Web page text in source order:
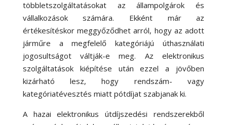
többletszolgáltatásokat az állampolgárok és
vállalkozások számára. Ekként már az
értékesítéskor meggyőződhet arról, hogy az adott
járműre a megfelelő kategóriájú úthasználati
jogosultságot váltják-e meg. Az elektronikus
szolgáltatások kiépítése után ezzel a jövőben
kizárható lesz, hogy rendszám- vagy
kategóriatévesztés miatt pótdíjat szabjanak ki.
A hazai elektronikus útdíjszedési rendszerekből